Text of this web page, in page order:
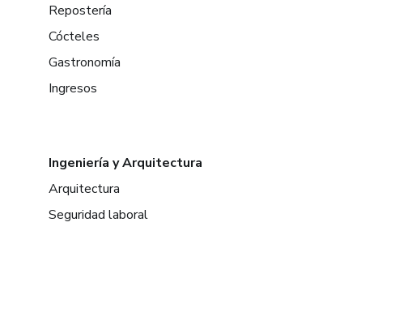
Repostería
Cócteles
Gastronomía
Ingresos
Ingeniería y Arquitectura
Arquitectura
Seguridad laboral